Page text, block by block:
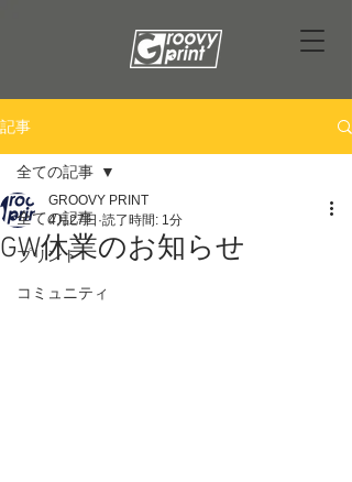
記事
全ての記事
プリント
コミュニティ
全ての記事
GW休業のお知らせ
GROOVY PRINT
4月27日 読了時間: 1分